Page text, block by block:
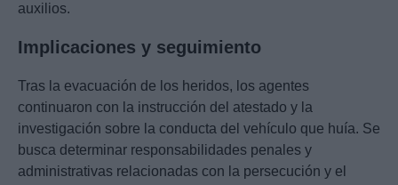
auxilios.
Implicaciones y seguimiento
Tras la evacuación de los heridos, los agentes
continuaron con la instrucción del atestado y la
investigación sobre la conducta del vehículo que huía. Se
busca determinar responsabilidades penales y
administrativas relacionadas con la persecución y el